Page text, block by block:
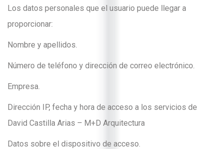
Los datos personales que el usuario puede llegar a
proporcionar:
Nombre y apellidos.
Número de teléfono y dirección de correo electrónico.
Empresa.
Dirección IP, fecha y hora de acceso a los servicios de
David Castilla Arias – M+D Arquitectura
Datos sobre el dispositivo de acceso.